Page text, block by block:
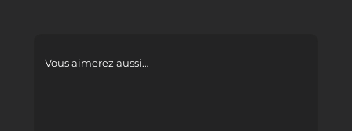
Vous aimerez aussi…